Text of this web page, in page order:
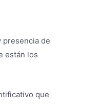
presencia de
están los
que